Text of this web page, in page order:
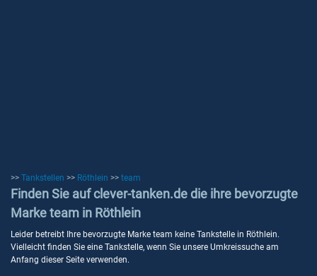
>> Tankstellen >> Röthlein >> team
Finden Sie auf clever-tanken.de die ihre bevorzugte
Marke team in Röthlein
Leider betreibt Ihre bevorzugte Marke team keine Tankstelle in Röthlein.
Vielleicht finden Sie eine Tankstelle, wenn Sie unsere Umkreissuche am
Anfang dieser Seite verwenden.